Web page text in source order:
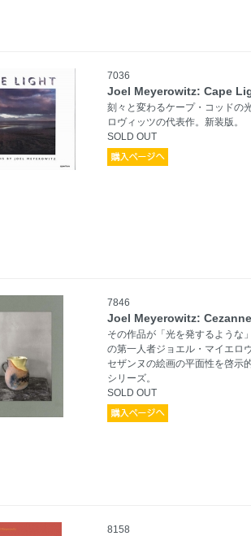
7036
Joel Meyerowitz: Cape
刻々と変わるケープ・コッドの
ロヴィッツの代表作。新装版。
SOLD OUT
7846
Joel Meyerowitz:
その作品が「光を発するような
の第一人者ジョエル・マイエロ
セザンヌの絵画の平面性を啓示
シリーズ。
SOLD OUT
8158